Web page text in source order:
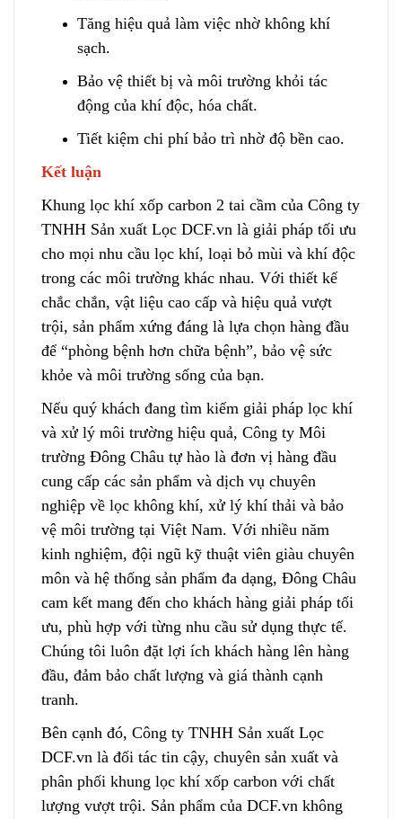
Tăng hiệu quả làm việc nhờ không khí
sạch.
Bảo vệ thiết bị và môi trường khỏi tác
động của khí độc, hóa chất.
Tiết kiệm chi phí bảo trì nhờ độ bền cao.
Kết luận
Khung lọc khí xốp carbon 2 tai cầm của Công ty
TNHH Sản xuất Lọc DCF.vn là giải pháp tối ưu
cho mọi nhu cầu lọc khí, loại bỏ mùi và khí độc
trong các môi trường khác nhau. Với thiết kế
chắc chắn, vật liệu cao cấp và hiệu quả vượt
trội, sản phẩm xứng đáng là lựa chọn hàng đầu
để “phòng bệnh hơn chữa bệnh”, bảo vệ sức
khỏe và môi trường sống của bạn.
Nếu quý khách đang tìm kiếm giải pháp lọc khí
và xử lý môi trường hiệu quả, Công ty Môi
trường Đông Châu tự hào là đơn vị hàng đầu
cung cấp các sản phẩm và dịch vụ chuyên
nghiệp về lọc không khí, xử lý khí thải và bảo
vệ môi trường tại Việt Nam. Với nhiều năm
kinh nghiệm, đội ngũ kỹ thuật viên giàu chuyên
môn và hệ thống sản phẩm đa dạng, Đông Châu
cam kết mang đến cho khách hàng giải pháp tối
ưu, phù hợp với từng nhu cầu sử dụng thực tế.
Chúng tôi luôn đặt lợi ích khách hàng lên hàng
đầu, đảm bảo chất lượng và giá thành cạnh
tranh.
Bên cạnh đó, Công ty TNHH Sản xuất Lọc
DCF.vn là đối tác tin cậy, chuyên sản xuất và
phân phối khung lọc khí xốp carbon với chất
lượng vượt trội. Sản phẩm của DCF.vn không